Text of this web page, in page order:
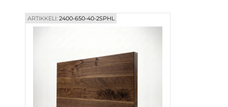
ARTIKKELI:2400-650-40-2SPHL